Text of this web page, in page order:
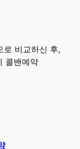
로 비교하신 후,
콜밴예약